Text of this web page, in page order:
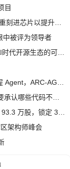
目
中被评为领导者
架构师峰会